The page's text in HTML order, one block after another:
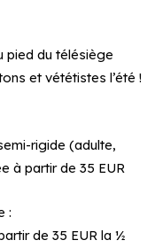
pied du télésiège
et vététistes l’été !
rigide (adulte,
à partir de 35 EUR
:
de 35 EUR la ½